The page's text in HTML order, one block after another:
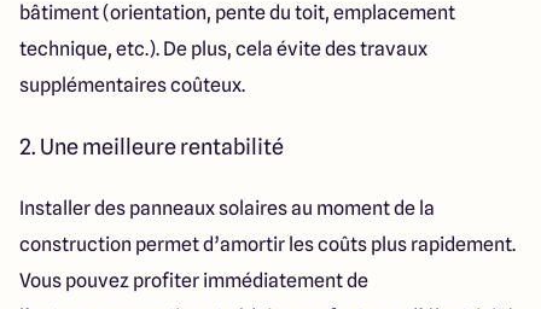
bâtiment (orientation, pente du toit, emplacement
technique, etc.). De plus, cela évite des travaux
supplémentaires coûteux.
2. Une meilleure rentabilité
Installer des panneaux solaires au moment de la
construction permet d’amortir les coûts plus rapidement.
Vous pouvez profiter immédiatement de